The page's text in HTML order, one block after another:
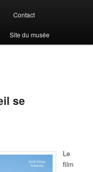
Contact
Site du musée
se
Le
film